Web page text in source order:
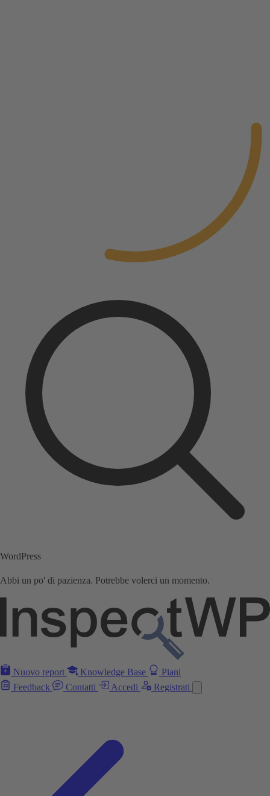
WordPress
Abbi un po' di pazienza. Potrebbe volerci un momento.
Nuovo report Knowledge Base
Piani
Feedback
Contatti Accedi Registrati